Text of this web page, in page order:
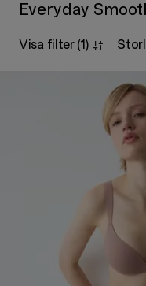
Everyday
Visa filter (1)